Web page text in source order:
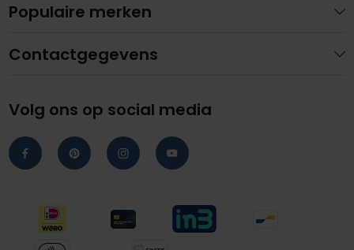
Contactgegevens
Volg ons op social media
Populaire merken